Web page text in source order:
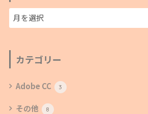
カテゴリー
Adobe CC 3
その他 8